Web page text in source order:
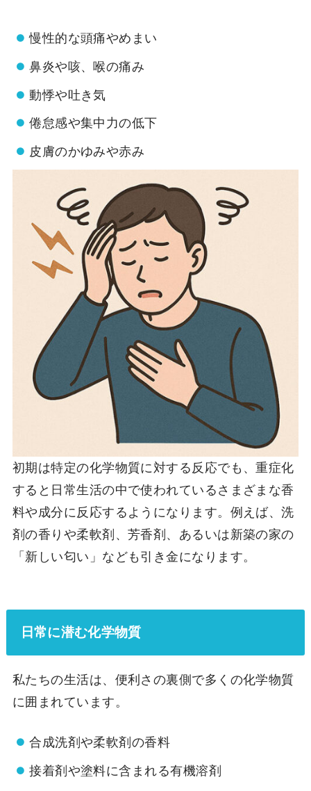
慢性的な頭痛やめまい
鼻炎や咳、喉の痛み
動悸や吐き気
倦怠感や集中力の低下
皮膚のかゆみや赤み
初期は特定の化学物質に対する反応でも、重症化
すると日常生活の中で使われているさまざまな香
料や成分に反応するようになります。例えば、洗
剤の香りや柔軟剤、芳香剤、あるいは新築の家の
「新しい匂い」なども引き金になります。
日常に潜む化学物質
私たちの生活は、便利さの裏側で多くの化学物質
に囲まれています。
合成洗剤や柔軟剤の香料
接着剤や塗料に含まれる有機溶剤